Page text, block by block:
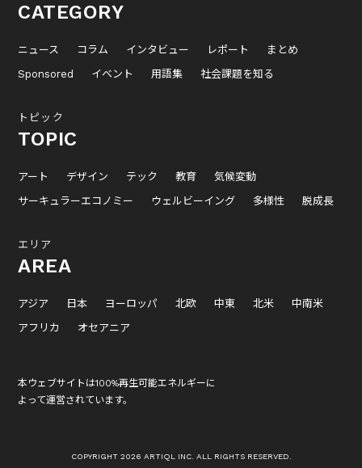
CATEGORY
ニュース コラム インタビュー レポート
まとめ
Sponsored
イベント 用語集 社会課題を知る
トピック
TOPIC
アート デザイン テック 教育
気候変動
サーキュラーエコノミー
ウェルビーイング 多様性 脱成長
エリア
AREA
アジア 日本 ヨーロッパ 北欧 中東 北米
中南米
アフリカ
オセアニア
本ウェブサイトは100%再生可能エネルギーに
よって運営されています。
COPYRIGHT 2026 ARTIQL INC. ALL RIGHTS RESERVED.